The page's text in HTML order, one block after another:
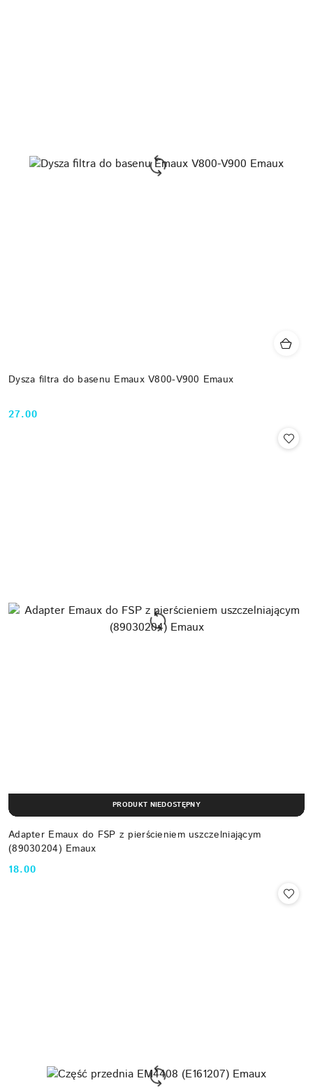
Dysza filtra do basenu Emaux V800-V900 Emaux
Cena:
27.00
Adapter Emaux do FSP z pierścieniem uszczelniającym
(89030204) Emaux
Cena:
18.00
PRODUKT NIEDOSTĘPNY